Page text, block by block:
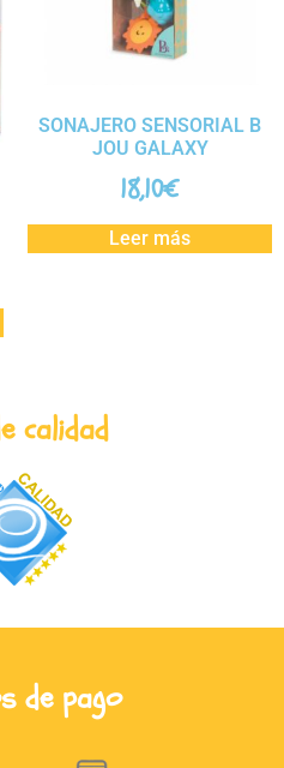
SONAJERO SENSORIAL B
JOU GALAXY
18,10€
Leer más
calidad
de pago